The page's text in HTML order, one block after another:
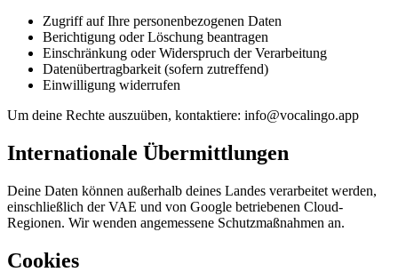
Zugriff auf Ihre personenbezogenen Daten
Berichtigung oder Löschung beantragen
Einschränkung oder Widerspruch der Verarbeitung
Datenübertragbarkeit (sofern zutreffend)
Einwilligung widerrufen
Um deine Rechte auszuüben, kontaktiere: info@vocalingo.app
Internationale Übermittlungen
Deine Daten können außerhalb deines Landes verarbeitet werden,
einschließlich der VAE und von Google betriebenen Cloud-
Regionen. Wir wenden angemessene Schutzmaßnahmen an.
Cookies